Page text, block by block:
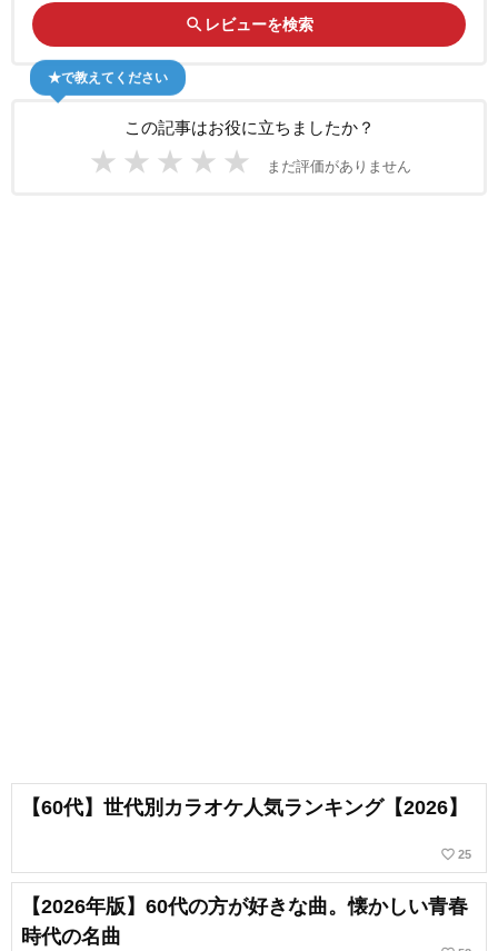
search レビューを検索
この記事はお役に立ちましたか？
★ ★ ★ ★ ★ まだ評価がありません
★で教えてください
【60代】世代別カラオケ人気ランキング【2026】
favorite_border 25
【2026年版】60代の方が好きな曲。懐かしい青春
時代の名曲